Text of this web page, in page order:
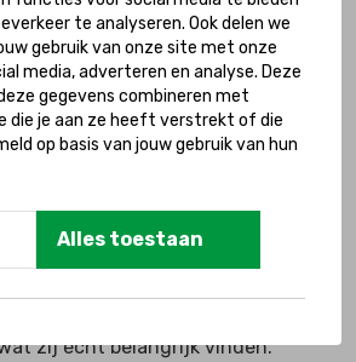
te analyseren. Ook delen we
gebruik van onze site met onze
media, adverteren en analyse. Deze
gegevens combineren met
die je aan ze heeft verstrekt of die
op basis van jouw gebruik van hun
Alles toestaan
Kinderraad deelt hun ervaringen
toegankelijker te maken voor
beperking.
het programma Samen Leren: De
input over wat nodig is om ervoor
kinderen, ongeacht hun
samen naar school
zij écht belangrijk vinden.